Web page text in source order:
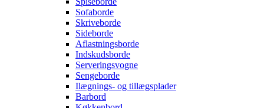
Sofaborde
Skriveborde
Sideborde
Aflastningsborde
Indskudsborde
Serveringsvogne
Sengeborde
Ilægnings- og tillægsplader
Barbord